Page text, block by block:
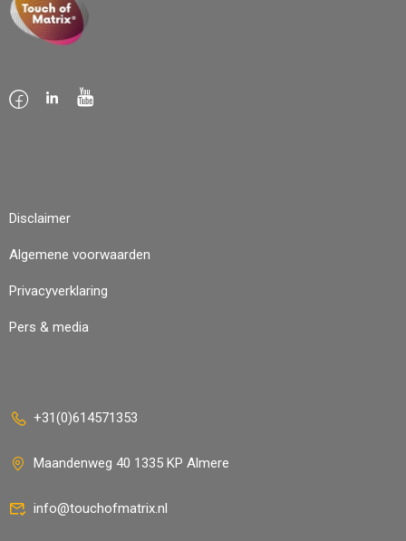
Disclaimer
Algemene voorwaarden
Privacyverklaring
Pers & media
+31(0)614571353
Maandenweg 40 1335 KP Almere
info@touchofmatrix.nl